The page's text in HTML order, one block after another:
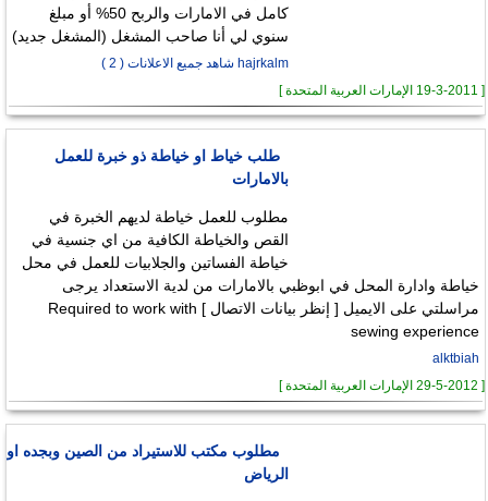
كامل في الامارات والربح 50% أو مبلغ
سنوي لي أنا صاحب المشغل (المشغل جديد)
hajrkalm شاهد جميع الاعلانات ( 2 )
[ 19-3-2011 الإمارات العربية المتحدة ]
طلب خياط او خياطة ذو خبرة للعمل
بالامارات
مطلوب للعمل خياطة لديهم الخبرة في
القص والخياطة الكافية من اي جنسية في
خياطة الفساتين والجلابيات للعمل في محل
خياطة وادارة المحل في ابوظبي بالامارات من لدية الاستعداد يرجى
مراسلتي على الايميل [ إنظر بيانات الاتصال ] Required to work with
sewing experience
alktbiah
[ 29-5-2012 الإمارات العربية المتحدة ]
مطلوب مكتب للاستيراد من الصين وبجده او
الرياض